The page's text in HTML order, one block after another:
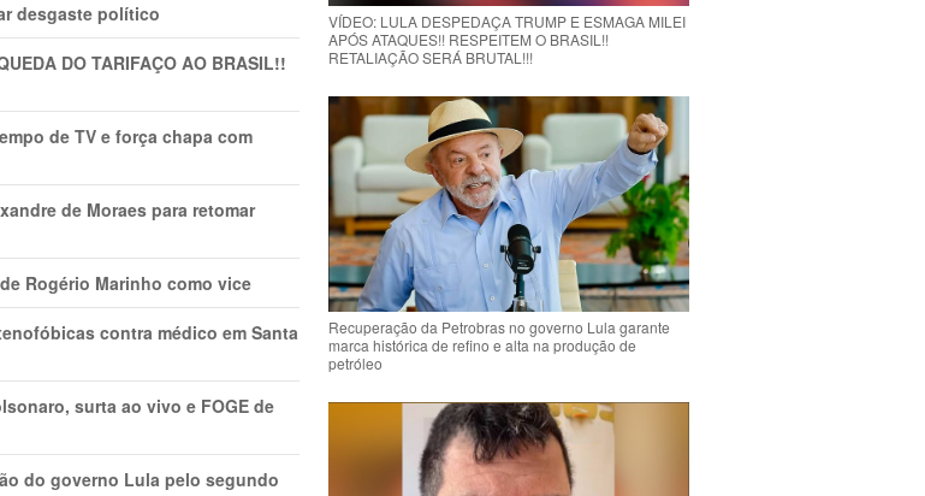
desgaste político
DO TARIFAÇO AO BRASIL!!
de TV e força chapa com
de Moraes para retomar
Rogério Marinho como vice
contra médico em Santa
surta ao vivo e FOGE de
do governo Lula pelo segundo
VÍDEO: LULA DESPEDAÇA TRUMP E ESMAGA MILEI
APÓS ATAQUES!! RESPEITEM O BRASIL!!
RETALIAÇÃO SERÁ BRUTAL!!!
Recuperação da Petrobras no governo Lula garante
marca histórica de refino e alta na produção de
petróleo